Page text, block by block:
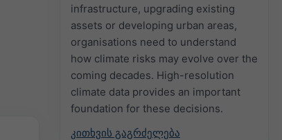
infrastructure, upgrading existing
assets or developing urban areas,
organisations need to understand
how climate risks may evolve over the
coming decades. High-resolution
climate data provides an important
foundation for these decisions.
კითხვის გაგრძელება